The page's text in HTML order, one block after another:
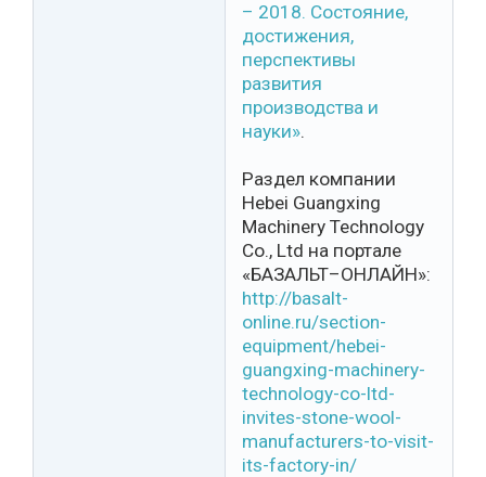
– 2018. Состояние,
достижения,
перспективы
развития
производства и
науки».
Раздел компании
Hebei Guangxing
Machinery Technology
Co., Ltd на портале
«БАЗАЛЬТ–ОНЛАЙН»:
http://basalt-
online.ru/section-
equipment/hebei-
guangxing-machinery-
technology-co-ltd-
invites-stone-wool-
manufacturers-to-visit-
its-factory-in/